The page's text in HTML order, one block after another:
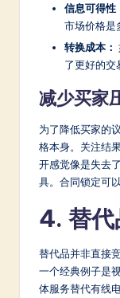
信息可得性
市场价格是
转换成本：
了更好的交
减少买家
为了降低买家的
格本身。关注结
开感觉像是失去
具。合同锁定可
4. 替
替代品并非直接
一个经典例子是
体服务替代有线电